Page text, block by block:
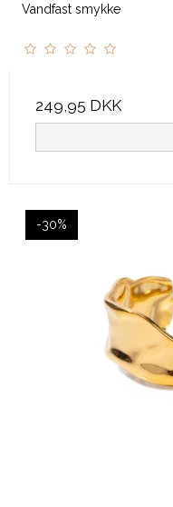
Vandfast smykke
249,95 DKK
-30%